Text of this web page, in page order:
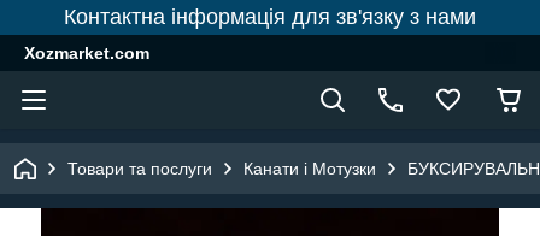
Контактна інформація для зв'язку з нами
Xozmarket.com
Товари та послуги Канати і Мотузки